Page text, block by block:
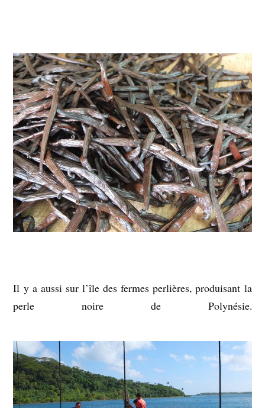
Il y a aussi sur l’île des fermes perlières, produisant la
perle noire de Polynésie.